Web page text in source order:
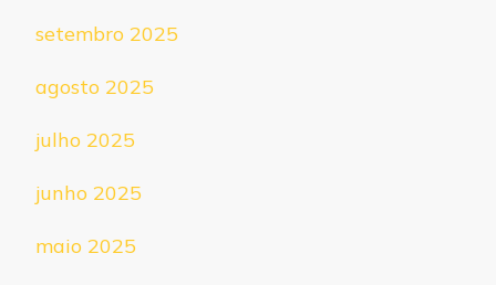
setembro 2025
agosto 2025
julho 2025
junho 2025
maio 2025